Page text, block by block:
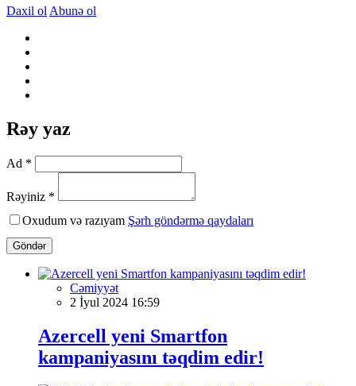
Daxil ol Abunə ol
Rəy yaz
Ad *
Rəyiniz *
Oxudum və razıyam Şərh göndərmə qaydaları
Göndər
Cəmiyyət
2 İyul 2024 16:59
Azercell yeni Smartfon
kampaniyasını təqdim edir!